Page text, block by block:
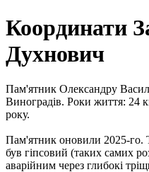
Координати
Духнович
Пам'ятник Олександру
Виноградів. Роки життя: 24
року.
Пам'ятник оновили 2025-го.
був гіпсовий (таких самих
аварійним через глибокі